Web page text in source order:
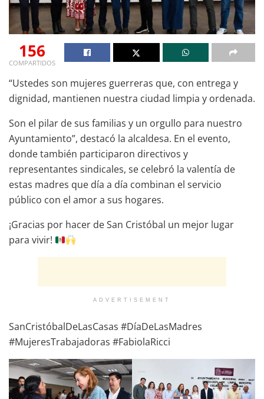
156
COMPARTIDOS
“Ustedes son mujeres guerreras que, con entrega y
dignidad, mantienen nuestra ciudad limpia y ordenada.
Son el pilar de sus familias y un orgullo para nuestro
Ayuntamiento”, destacó la alcaldesa. En el evento,
donde también participaron directivos y
representantes sindicales, se celebró la valentía de
estas madres que día a día combinan el servicio
público con el amor a sus hogares.
¡Gracias por hacer de San Cristóbal un mejor lugar
para vivir!
ADVERTISEMENT
SanCristóbalDeLasCasas #DíaDeLasMadres
#MujeresTrabajadoras #FabiolaRicci